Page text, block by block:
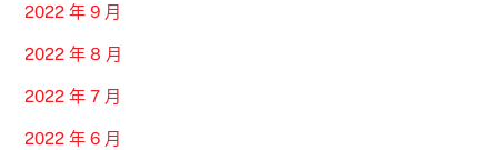
2022 年 9 月
2022 年 8 月
2022 年 7 月
2022 年 6 月